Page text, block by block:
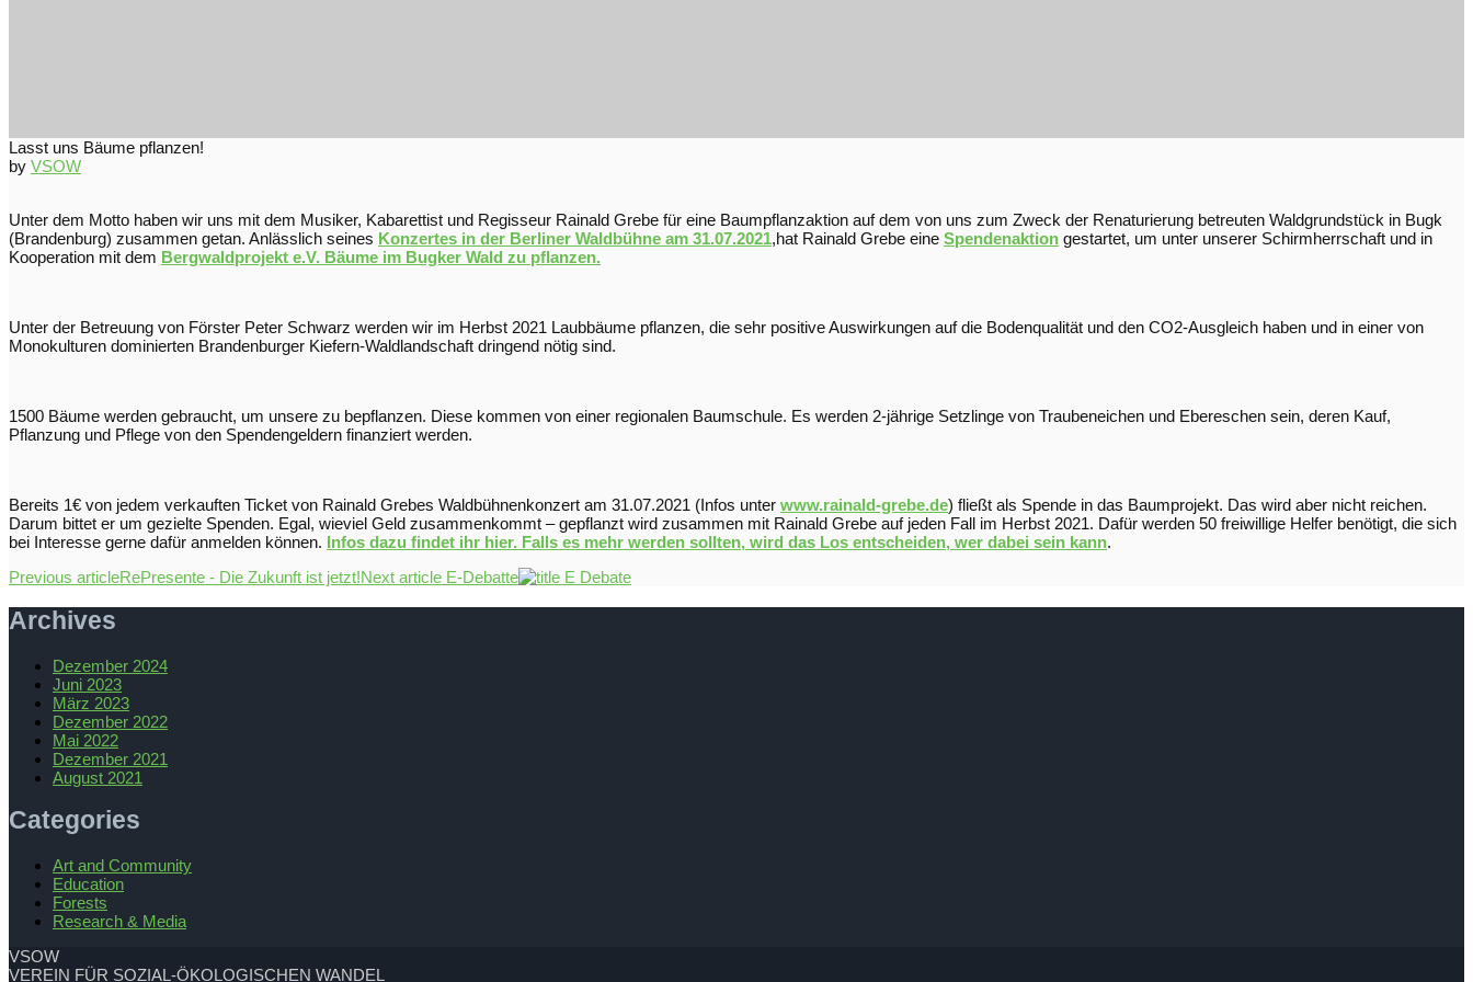
Lasst uns Bäume pflanzen!
by VSOW
Unter dem Motto haben wir uns mit dem Musiker, Kabarettist und Regisseur Rainald Grebe für eine Baumpflanzaktion auf dem von uns zum Zweck der Renaturierung betreuten Waldgrundstück in Bugk
(Brandenburg) zusammen getan. Anlässlich seines Konzertes in der Berliner Waldbühne am 31.07.2021,hat Rainald Grebe eine Spendenaktion gestartet, um unter unserer Schirmherrschaft und in
Kooperation mit dem Bergwaldprojekt e.V. Bäume im Bugker Wald zu pflanzen.
Unter der Betreuung von Förster Peter Schwarz werden wir im Herbst 2021 Laubbäume pflanzen, die sehr positive Auswirkungen auf die Bodenqualität und den CO2-Ausgleich haben und in einer von
Monokulturen dominierten Brandenburger Kiefern-Waldlandschaft dringend nötig sind.
1500 Bäume werden gebraucht, um unsere zu bepflanzen. Diese kommen von einer regionalen Baumschule. Es werden 2-jährige Setzlinge von Traubeneichen und Ebereschen sein, deren Kauf,
Pflanzung und Pflege von den Spendengeldern finanziert werden.
Bereits 1€ von jedem verkauften Ticket von Rainald Grebes Waldbühnenkonzert am 31.07.2021 (Infos unter www.rainald-grebe.de) fließt als Spende in das Baumprojekt. Das wird aber nicht reichen.
Darum bittet er um gezielte Spenden. Egal, wieviel Geld zusammenkommt – gepflanzt wird zusammen mit Rainald Grebe auf jeden Fall im Herbst 2021. Dafür werden 50 freiwillige Helfer benötigt, die sich
bei Interesse gerne dafür anmelden können. Infos dazu findet ihr hier. Falls es mehr werden sollten, wird das Los entscheiden, wer dabei sein kann.
Previous articleRePresente - Die Zukunft ist jetzt!Next article E-Debatte
Archives
Dezember 2024
Juni 2023
März 2023
Dezember 2022
Mai 2022
Dezember 2021
August 2021
Categories
Art and Community
Education
Forests
Research & Media
VSOW
VEREIN FÜR SOZIAL-ÖKOLOGISCHEN WANDEL